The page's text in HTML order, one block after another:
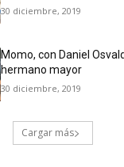
30 diciembre, 2019
Momo, con Daniel
hermano mayor
30 diciembre, 2019
Cargar más